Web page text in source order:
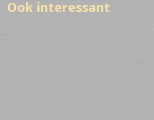
Ook interessant